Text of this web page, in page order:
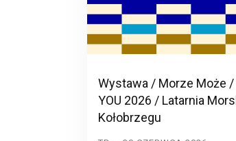
Wystawa / Morze Może /
YOU 2026 / Latarnia
Kołobrzegu